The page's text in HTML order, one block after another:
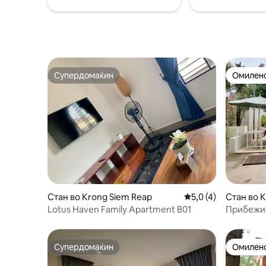
и кафуле на самото место.
за
Супердомаќин
Супердомаќин
Стан во Krong Siem Reap Просечна оцена:
5,0 (4)
Lotus Haven Family Apartment B01
Стан во
Супердомаќин
Супердомаќин